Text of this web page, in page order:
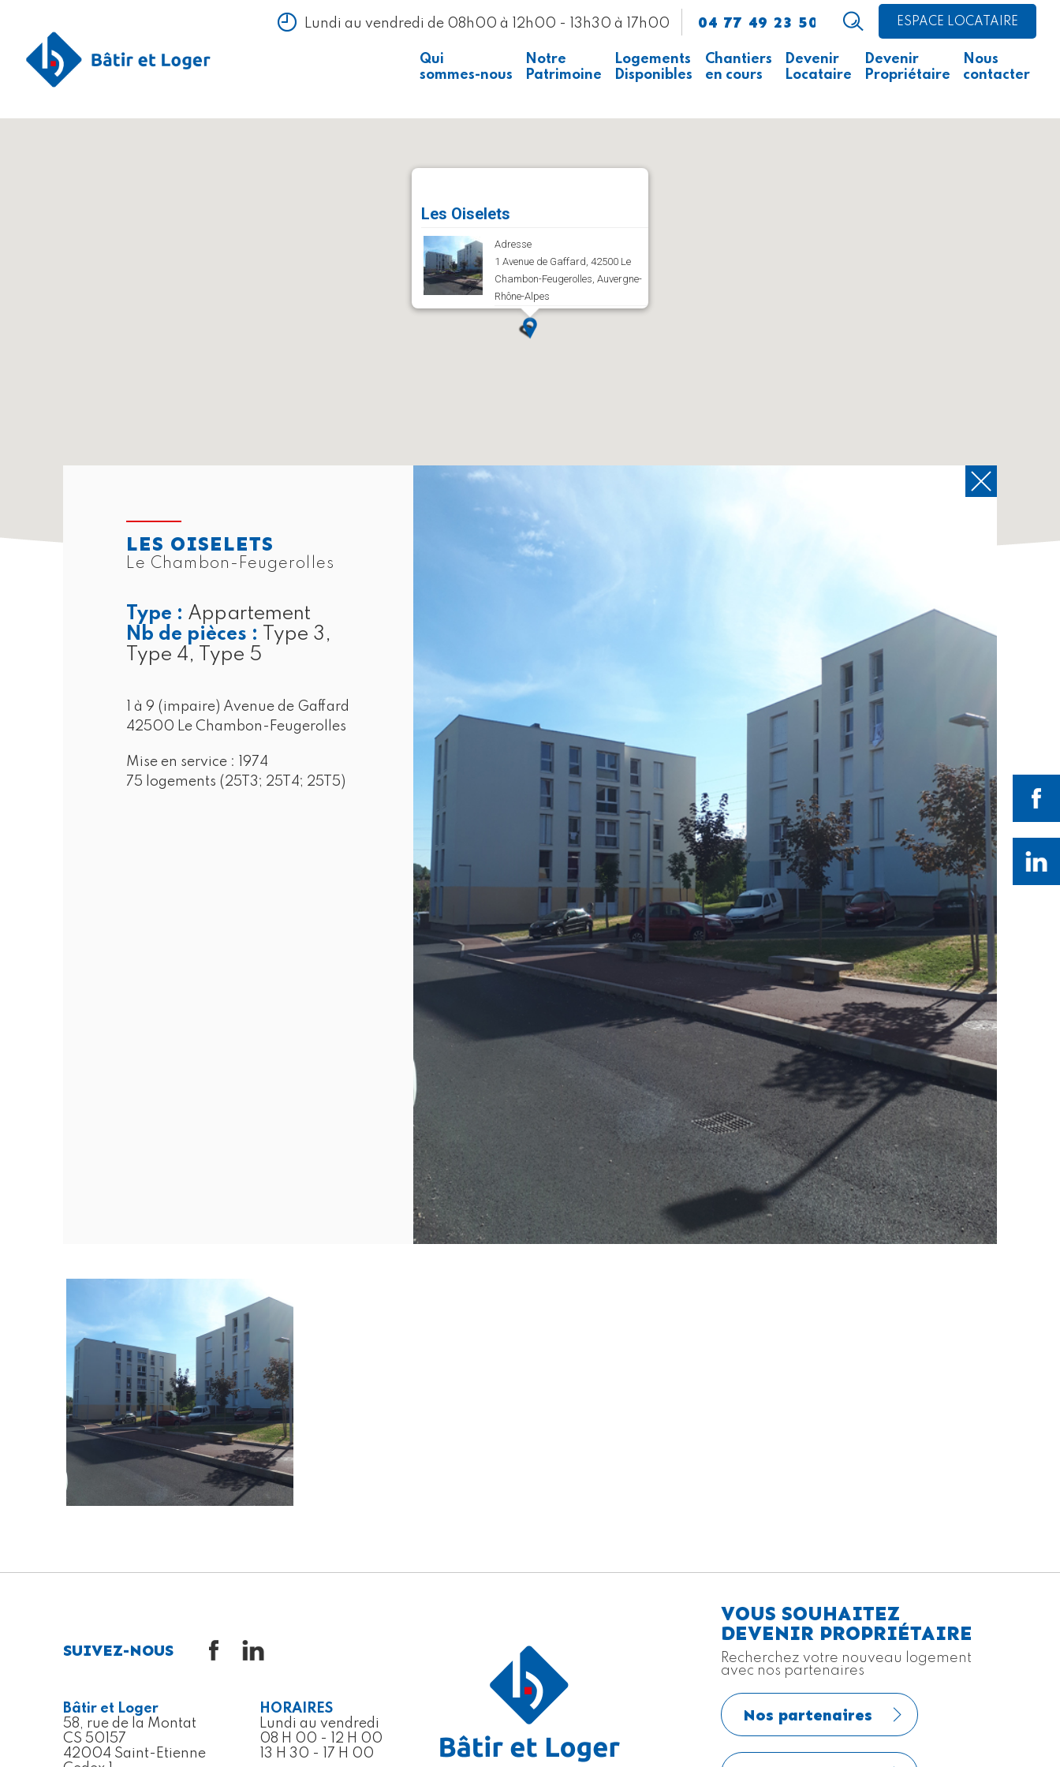
Lundi au vendredi de 08h00 à 12h00 - 13h30 à 17h00 04 77 49 23 50
Qui
sommes-nous
Notre
Patrimoine
Logements
Disponibles
Chantiers
en cours
concurrence
Devenir
Locataire
Devenir
Propriétaire
Nous
contacter
ESPACE LOCATAIRE
Les Oiselets
Adresse
1 Avenue de Gaffard, 42500 Le
Chambon-Feugerolles, Auvergne-
Rhône-Alpes
LES OISELETS
Le Chambon-Feugerolles
Type : Appartement
Nb de pièces : Type 3,
Type 4, Type 5
1 à 9 (impaire) Avenue de Gaffard
42500 Le Chambon-Feugerolles
Mise en service :
1974
75 logements (25T3; 25T4; 25T5)
SUIVEZ-NOUS
Bâtir et Loger
58, rue de la Montat
CS 50157
42004 Saint-Etienne
HORAIRES
Lundi au vendredi
08 H 00 - 12 H 00
13 H 30 - 17 H 00
VOUS SOUHAITEZ
DEVENIR PROPRIÉTAIRE
Recherchez votre nouveau logement
avec nos partenaires
Nos partenaires